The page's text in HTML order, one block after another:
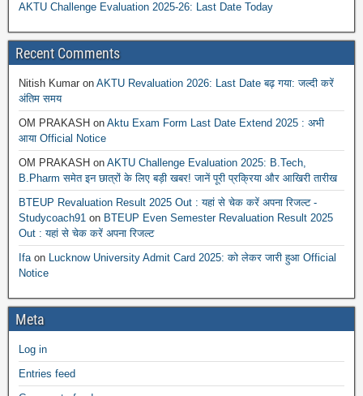
AKTU Challenge Evaluation 2025-26: Last Date Today
Recent Comments
Nitish Kumar on AKTU Revaluation 2026: Last Date बढ़ गया: जल्दी करें
अंतिम समय
OM PRAKASH on Aktu Exam Form Last Date Extend 2025 : अभी
आया Official Notice
OM PRAKASH on AKTU Challenge Evaluation 2025: B.Tech,
B.Pharm समेत इन छात्रों के लिए बड़ी खबर! जानें पूरी प्रक्रिया और आखिरी तारीख
BTEUP Revaluation Result 2025 Out : यहां से चेक करें अपना रिजल्ट -
Studycoach91 on BTEUP Even Semester Revaluation Result 2025
Out : यहां से चेक करें अपना रिजल्ट
Ifaon Lucknow University Admit Card 2025: को लेकर जारी हुआ Official
Notice
Meta
Log in
Entries feed